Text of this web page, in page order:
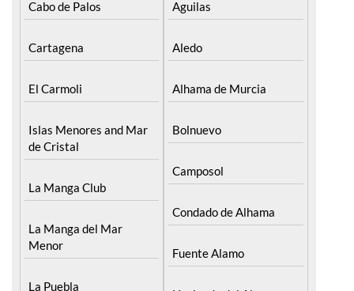
Cartagena
El Carmoli
Islas Menores and Mar
La Manga Club
La Manga del Mar
La Puebla
Aledo
Alhama de Murcia
Bolnuevo
Camposol
Condado de Alhama
Fuente Alamo
Hacienda del Alamo